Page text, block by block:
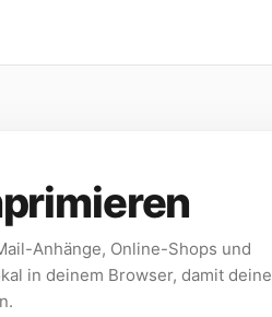
Anhänge, Online-Shops und
in deinem Browser, damit deine